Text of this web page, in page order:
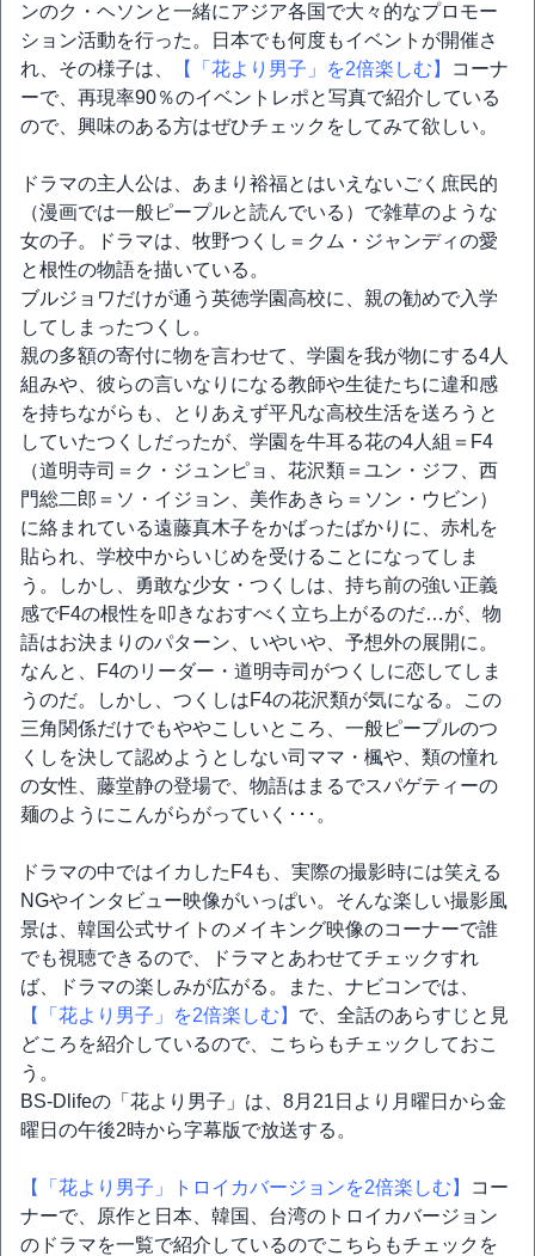
ンのク・ヘソンと一緒にアジア各国で大々的なプロモー
ション活動を行った。日本でも何度もイベントが開催さ
れ、その様子は、
【「花より男子」を2倍楽しむ】
コーナ
ーで、再現率90％のイベントレポと写真で紹介している
ので、興味のある方はぜひチェックをしてみて欲しい。
ドラマの主人公は、あまり裕福とはいえないごく庶民的
（漫画では一般ピープルと読んでいる）で雑草のような
女の子。ドラマは、牧野つくし＝クム・ジャンディの愛
と根性の物語を描いている。
ブルジョワだけが通う英徳学園高校に、親の勧めで入学
してしまったつくし。
親の多額の寄付に物を言わせて、学園を我が物にする4人
組みや、彼らの言いなりになる教師や生徒たちに違和感
を持ちながらも、とりあえず平凡な高校生活を送ろうと
していたつくしだったが、学園を牛耳る花の4人組＝F4
（道明寺司＝ク・ジュンピョ、花沢類＝ユン・ジフ、西
門総二郎＝ソ・イジョン、美作あきら＝ソン・ウビン）
に絡まれている遠藤真木子をかばったばかりに、赤札を
貼られ、学校中からいじめを受けることになってしま
う。しかし、勇敢な少女・つくしは、持ち前の強い正義
感でF4の根性を叩きなおすべく立ち上がるのだ…が、物
語はお決まりのパターン、いやいや、予想外の展開に。
なんと、F4のリーダー・道明寺司がつくしに恋してしま
うのだ。しかし、つくしはF4の花沢類が気になる。この
三角関係だけでもややこしいところ、一般ピープルのつ
くしを決して認めようとしない司ママ・楓や、類の憧れ
の女性、藤堂静の登場で、物語はまるでスパゲティーの
麺のようにこんがらがっていく･･･。
ドラマの中ではイカしたF4も、実際の撮影時には笑える
NGやインタビュー映像がいっぱい。そんな楽しい撮影風
景は、韓国公式サイトのメイキング映像のコーナーで誰
でも視聴できるので、ドラマとあわせてチェックすれ
ば、ドラマの楽しみが広がる。また、ナビコンでは、
【「花より男子」を2倍楽しむ】 で、全話のあらすじと見
どころを紹介しているので、こちらもチェックしておこ
う。
BS-Dlifeの「花より男子」は、8月21日より月曜日から金
曜日の午後2時から字幕版で放送する。
【「花より男子」トロイカバージョンを2倍楽しむ】
コー
ナーで、原作と日本、韓国、台湾のトロイカバージョン
のドラマを一覧で紹介しているのでこちらもチェックを